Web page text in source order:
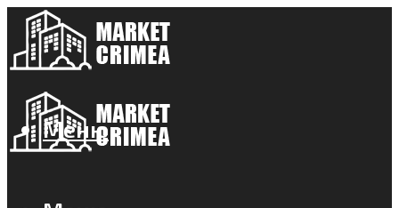
Меню